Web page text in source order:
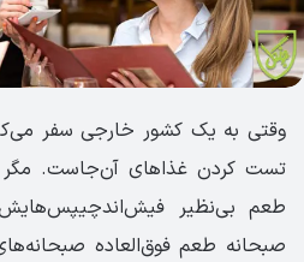
وقتی به یک کشور خارجی سفر
تست کردن غذاهای آن‌جاست. مگر
طعم بی‌نظیر
صبحانه طعم فوق‌العاده